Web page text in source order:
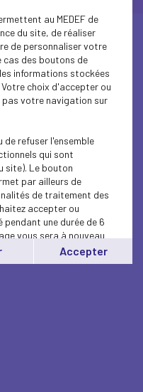
au MEDEF de
du site, de réaliser
de personnaliser votre
cas des boutons de
informations stockées
choix d'accepter ou
votre navigation sur
de refuser l'ensemble
qui sont
site). Le bouton
par ailleurs de
de traitement des
accepter ou
pendant une durée de 6
vous sera à nouveau
tout moment en
Accepter